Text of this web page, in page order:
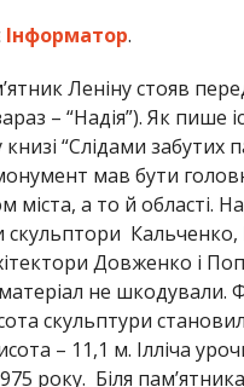
Інформатор.
Леніну стояв
– “Надія”). Як пише
“Слідами забутих
мав бути
міста, а то й області.
Кальченко,
Довженко і
не шкодували.
скульптури
– 11,1 м. Ілліча
року. Біля